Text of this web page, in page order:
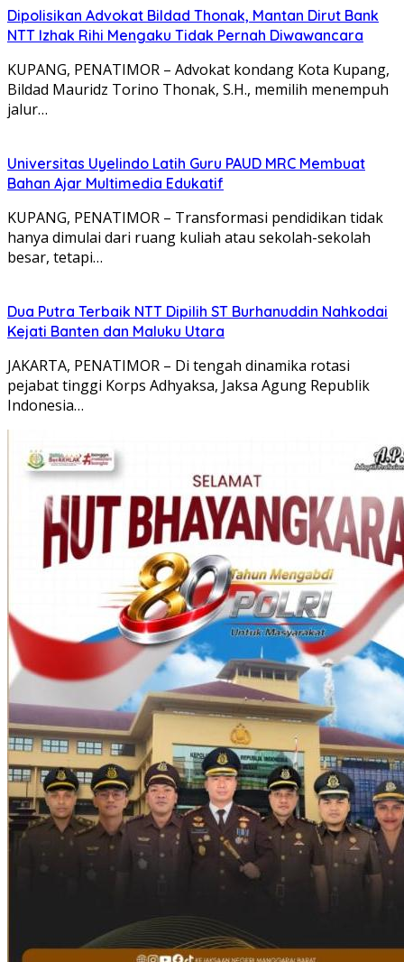
Dipolisikan Advokat Bildad Thonak, Mantan Dirut Bank
NTT Izhak Rihi Mengaku Tidak Pernah Diwawancara
KUPANG, PENATIMOR – Advokat kondang Kota Kupang,
Bildad Mauridz Torino Thonak, S.H., memilih menempuh
jalur…
Universitas Uyelindo Latih Guru PAUD MRC Membuat
Bahan Ajar Multimedia Edukatif
KUPANG, PENATIMOR – Transformasi pendidikan tidak
hanya dimulai dari ruang kuliah atau sekolah-sekolah
besar, tetapi…
Dua Putra Terbaik NTT Dipilih ST Burhanuddin Nahkodai
Kejati Banten dan Maluku Utara
JAKARTA, PENATIMOR – Di tengah dinamika rotasi
pejabat tinggi Korps Adhyaksa, Jaksa Agung Republik
Indonesia…